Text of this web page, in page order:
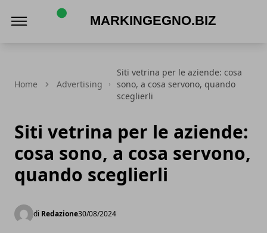
Home Advertising
Siti vetrina per le aziende: cosa
sono, a cosa servono, quando
sceglierli
Siti vetrina per le aziende:
cosa sono, a cosa servono,
quando sceglierli
di Redazione30/08/2024